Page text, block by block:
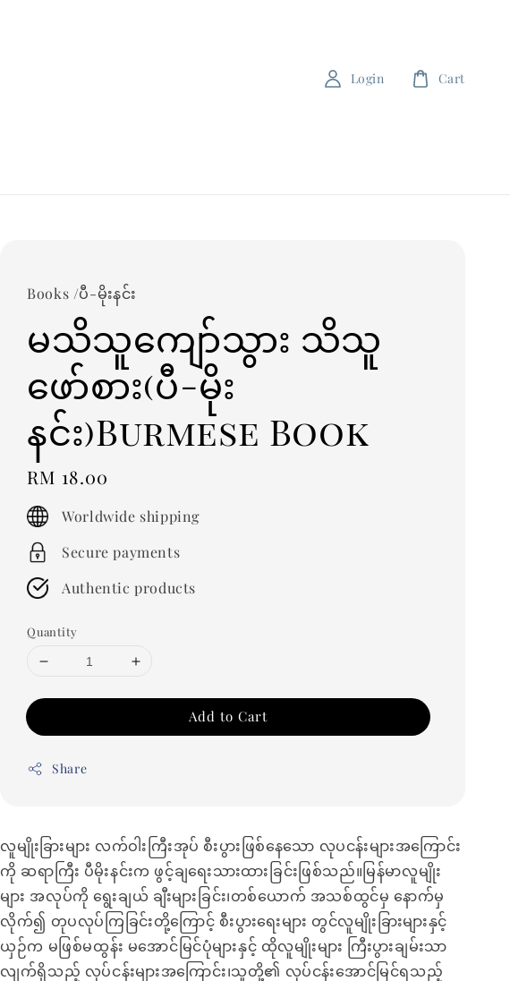
Login Cart
Books /ပီ-မိုးနင်း
မသိသူကျော်သွား သိသူ
ဖော်စား(ပီ-မိုး
နင်း)Burmese Book
Regular
price
RM 18.00
Worldwide shipping
Secure payments
Authentic products
Quantity
Add to Cart
Share
လူမျိုးခြားများ လက်ဝါးကြီးအုပ် စီးပွားဖြစ်နေသော လုပငန်းများအကြောင်း
ကို ဆရာကြီး ပီမိုးနင်းက ဖွင့်ချရေးသားထားခြင်းဖြစ်သည်။မြန်မာလူမျိုး
များ အလုပ်ကို ရွေးချယ် ချီးများခြင်း၊တစ်ယောက် အသစ်ထွင်မှ နောက်မှ
လိုက်၍ တုပလုပ်ကြခြင်းတို့ကြောင့် စီးပွားရေးများ တွင်လူမျိုးခြားများနှင့်
ယှဉ်က မဖြစ်မထွန်း မအောင်မြင်ပုံများနှင့် ထိုလူမျိုးများ ကြီးပွားချမ်းသာ
လျက်ရှိသည့် လုပ်ငန်းများအကြောင်း၊သူတို့၏ လုပ်ငန်းအောင်မြင်ရသည့်